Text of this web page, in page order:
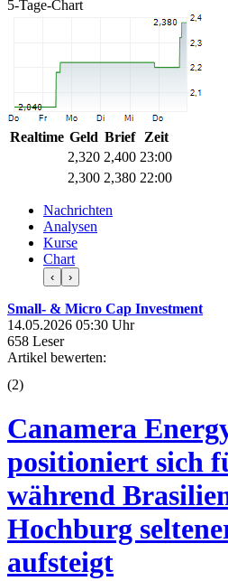
5-Tage-Chart
Realtime Geld Brief
Zeit
2,320 2,400 23:00
2,300 2,380 22:00
Nachrichten
Analysen
Kurse
Chart
‹ ›
Small- & Micro Cap Investment
14.05.2026 05:30 Uhr
658 Leser
Artikel bewerten:
(2)
Canamera
positioniert sich
während
Hochburg
aufsteigt